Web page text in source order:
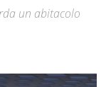
un abitacolo